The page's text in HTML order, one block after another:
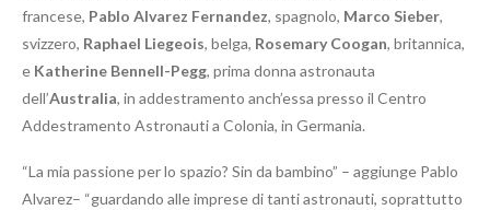
francese, Pablo Alvarez Fernandez, spagnolo, Marco Sieber,
svizzero, Raphael Liegeois, belga, Rosemary Coogan, britannica,
e Katherine Bennell-Pegg, prima donna astronauta
dell’Australia, in addestramento anch’essa presso il Centro
Addestramento Astronauti a Colonia, in Germania.
“La mia passione per lo spazio? Sin da bambino” – aggiunge Pablo
Alvarez– “guardando alle imprese di tanti astronauti, soprattutto